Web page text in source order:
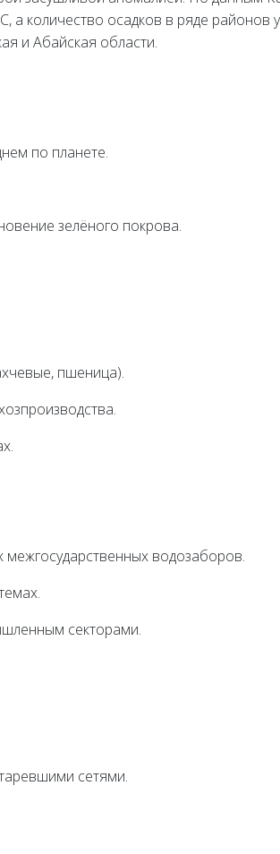
а количество осадков в ряде
и Абайская области.
по планете.
зелёного покрова.
пшеница).
водозаборов.
секторами.
сетями.